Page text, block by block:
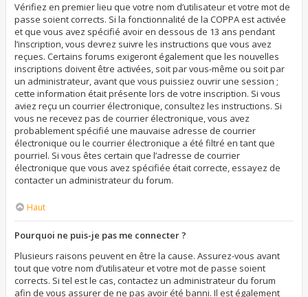
Vérifiez en premier lieu que votre nom d’utilisateur et votre mot de
passe soient corrects. Si la fonctionnalité de la COPPA est activée
et que vous avez spécifié avoir en dessous de 13 ans pendant
l’inscription, vous devrez suivre les instructions que vous avez
reçues. Certains forums exigeront également que les nouvelles
inscriptions doivent être activées, soit par vous-même ou soit par
un administrateur, avant que vous puissiez ouvrir une session ;
cette information était présente lors de votre inscription. Si vous
aviez reçu un courrier électronique, consultez les instructions. Si
vous ne recevez pas de courrier électronique, vous avez
probablement spécifié une mauvaise adresse de courrier
électronique ou le courrier électronique a été filtré en tant que
pourriel. Si vous êtes certain que l’adresse de courrier
électronique que vous avez spécifiée était correcte, essayez de
contacter un administrateur du forum.
Haut
Pourquoi ne puis-je pas me connecter ?
Plusieurs raisons peuvent en être la cause. Assurez-vous avant
tout que votre nom d’utilisateur et votre mot de passe soient
corrects. Si tel est le cas, contactez un administrateur du forum
afin de vous assurer de ne pas avoir été banni. Il est également